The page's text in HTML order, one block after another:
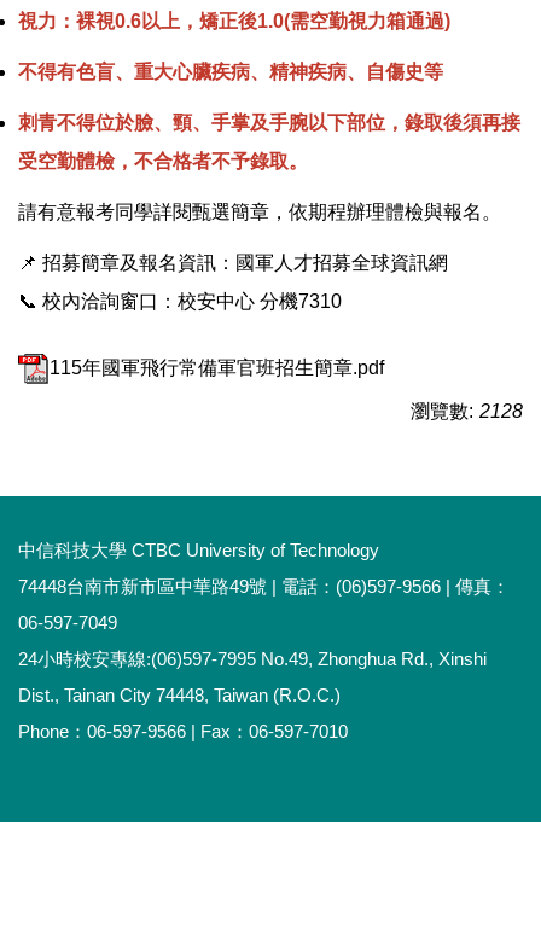
視力：裸視0.6以上，矯正後1.0(需空勤視力箱通過)
不得有色盲、重大心臟疾病、精神疾病、自傷史等
刺青不得位於臉、頸、手掌及手腕以下部位，錄取後須再接
受空勤體檢，不合格者不予錄取。
請有意報考同學詳閱甄選簡章，依期程辦理體檢與報名。
📌 招募簡章及報名資訊：國軍人才招募全球資訊網
📞 校內洽詢窗口：校安中心 分機7310
115年國軍飛行常備軍官班招生簡章.pdf
瀏覽數: 2128
中信科技大學 CTBC University of Technology
74448台南市新市區中華路49號 | 電話：(06)597-9566 | 傳真：
06-597-7049
24小時校安專線:(06)597-7995 No.49, Zhonghua Rd., Xinshi
Dist., Tainan City 74448, Taiwan (R.O.C.)
Phone：06-597-9566 | Fax：06-597-7010